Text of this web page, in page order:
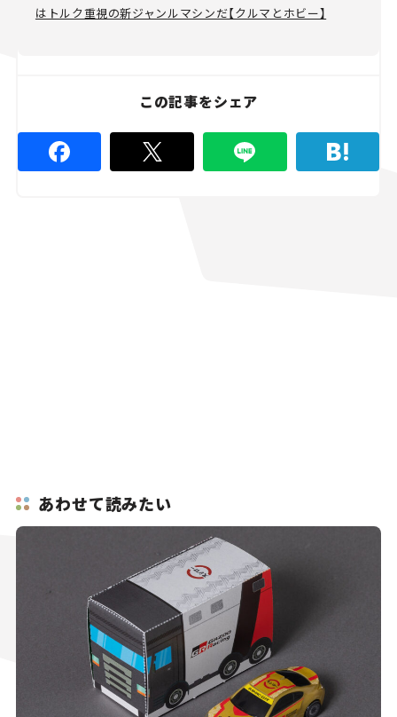
はトルク重視の新ジャンルマシンだ【クルマとホビー】
この記事をシェア
あわせて読みたい